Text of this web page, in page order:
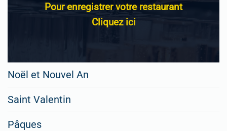
Pour enregistrer votre restaurant
Cliquez ici
Noël et Nouvel An
Saint Valentin
Pâques